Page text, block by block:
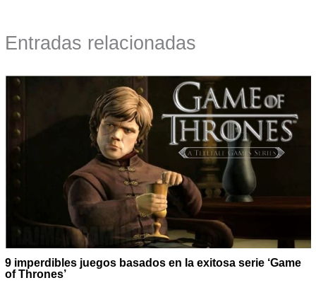
Entradas relacionadas
9 imperdibles juegos basados en la exitosa serie ‘Game
of Thrones’